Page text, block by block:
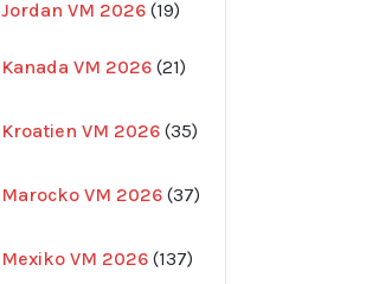
Jordan VM 2026 19
Kanada VM 2026 21
produkter
Kroatien VM 2026 35
produkter
Marocko VM 2026 37
produkter
Mexiko VM 2026 137
produkter